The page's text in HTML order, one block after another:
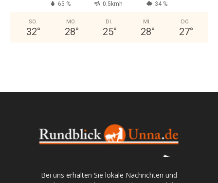
65 % 0.5kmh 34 %
SO.
32°
MO.
28°
DI.
25°
MI.
28°
DO.
27°
Bei uns erhalten Sie lokale Nachrichten und